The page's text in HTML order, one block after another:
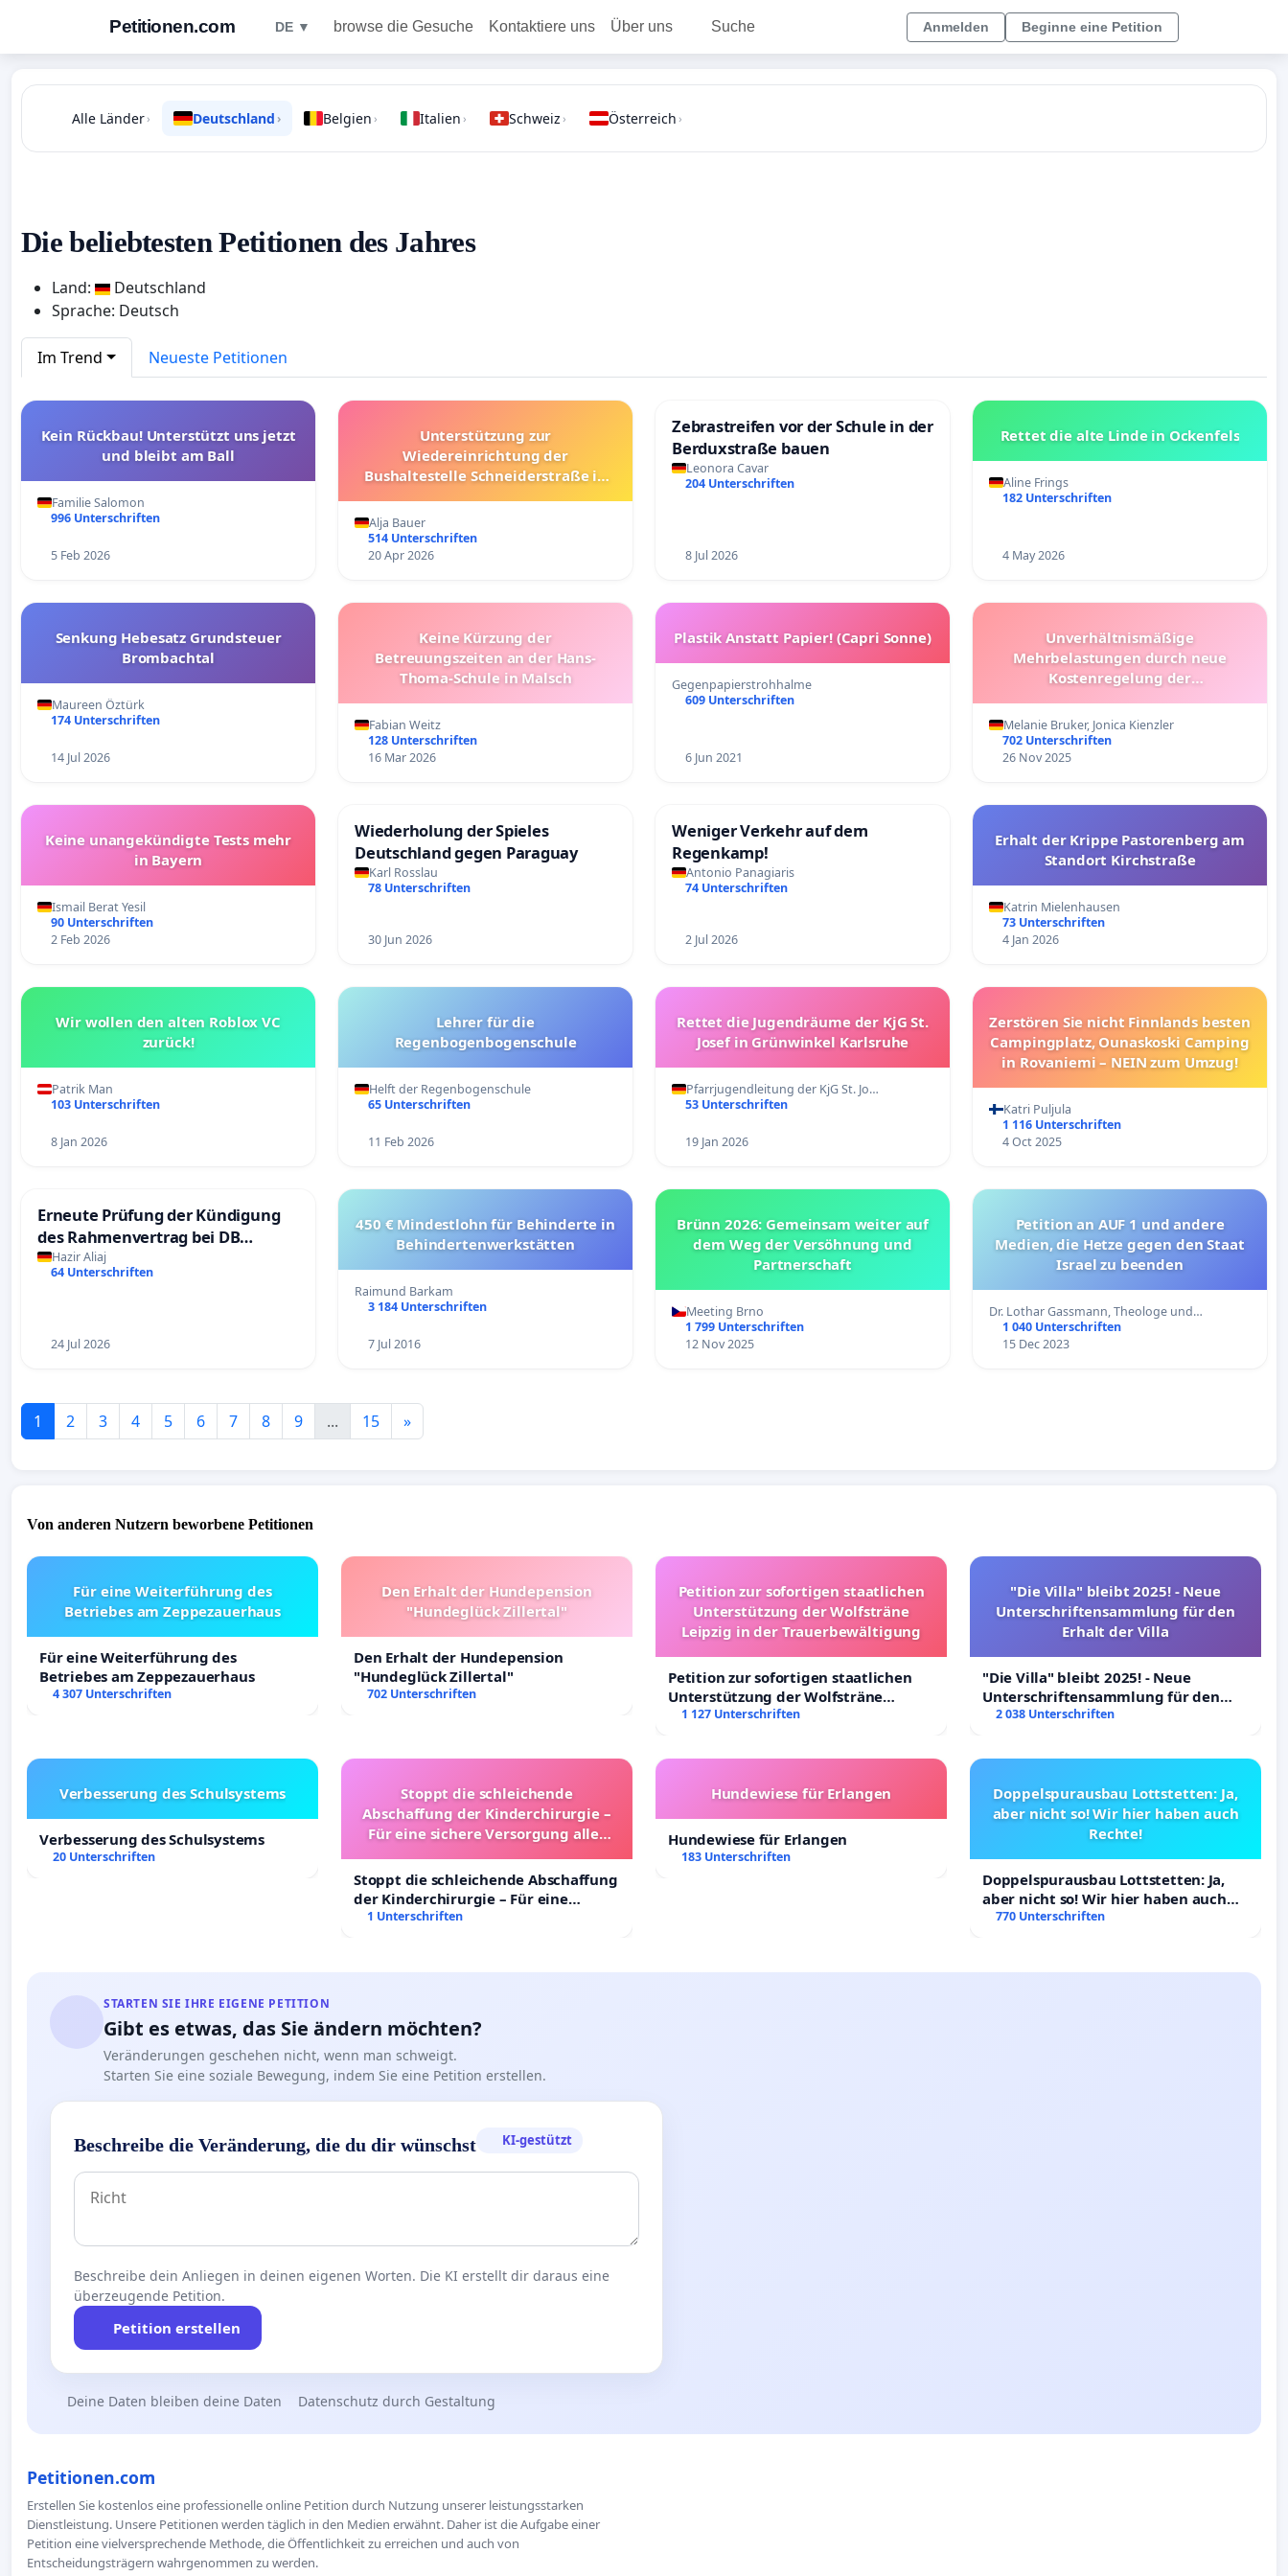
Petitionen.com DE ▼ browse die Gesuche Kontaktiere uns Über uns Suche Anmelden Beginne eine Petition
Alle Länder› Deutschland › Belgien › Italien › Schweiz › Österreich ›
Die beliebtesten Petitionen des Jahres
Land:
Deutschland
Sprache: Deutsch
Im Trend Neueste Petitionen
Kein Rückbau! Unterstützt uns jetzt
und bleibt am Ball
Familie Salomon
996 Unterschriften
5 Feb 2026
Unterstützung zur
Wiedereinrichtung der
Bushaltestelle Schneiderstraße in
Alja Bauer
514 Unterschriften
20 Apr 2026
Zebrastreifen vor der Schule in der
Berduxstraße bauen
Leonora Cavar
204 Unterschriften
8 Jul 2026
Rettet die alte Linde in Ockenfels
Aline Frings
182 Unterschriften
4 May 2026
Senkung Hebesatz Grundsteuer
Brombachtal
Maureen Öztürk
174 Unterschriften
14 Jul 2026
Keine Kürzung der
Betreuungszeiten an der Hans-
Thoma-Schule in Malsch
Fabian Weitz
128 Unterschriften
16 Mar 2026
Plastik Anstatt Papier! (Capri Sonne)
Gegenpapierstrohhalme
609 Unterschriften
6 Jun 2021
Unverhältnismäßige
Mehrbelastungen durch neue
Kostenregelung der
Überprüfung und Alternativen
Melanie Bruker, Jonica Kienzler
702 Unterschriften
26 Nov 2025
Keine unangekündigte Tests mehr
in Bayern
Ismail Berat Yesil
90 Unterschriften
2 Feb 2026
Wiederholung der Spieles
Deutschland gegen Paraguay
Karl Rosslau
78 Unterschriften
30 Jun 2026
Weniger Verkehr auf dem
Regenkamp!
Antonio Panagiaris
74 Unterschriften
2 Jul 2026
Erhalt der Krippe Pastorenberg am
Standort Kirchstraße
Katrin Mielenhausen
73 Unterschriften
4 Jan 2026
Wir wollen den alten Roblox VC
zurück!
Patrik Man
103 Unterschriften
8 Jan 2026
Lehrer für die
Regenbogenbogenschule
Helft der Regenbogenschule
65 Unterschriften
11 Feb 2026
Rettet die Jugendräume der KjG St.
Josef in Grünwinkel Karlsruhe
Pfarrjugendleitung der KjG St. Jo…
53 Unterschriften
19 Jan 2026
Zerstören Sie nicht Finnlands besten
Campingplatz, Ounaskoski Camping
in Rovaniemi – NEIN zum Umzug!
Katri Puljula
1 116 Unterschriften
4 Oct 2025
Erneute Prüfung der Kündigung
des Rahmenvertrag bei DB
Fahrwegdienste Gmbh
Hazir Aliaj
64 Unterschriften
24 Jul 2026
450 € Mindestlohn für Behinderte in
Behindertenwerkstätten
Raimund Barkam
3 184 Unterschriften
7 Jul 2016
Brünn 2026: Gemeinsam weiter auf
dem Weg der Versöhnung und
Partnerschaft
Meeting Brno
1 799 Unterschriften
12 Nov 2025
Petition an AUF 1 und andere
Medien, die Hetze gegen den Staat
Israel zu beenden
Dr. Lothar Gassmann, Theologe und…
1 040 Unterschriften
15 Dec 2023
1 2 3 4 5 6 7 8 9 ... 15 »
Von anderen Nutzern beworbene Petitionen
Für eine Weiterführung des
Betriebes am Zeppezauerhaus
Für eine Weiterführung des
Betriebes am Zeppezauerhaus
4 307 Unterschriften
Den Erhalt der Hundepension
"Hundeglück Zillertal"
Den Erhalt der Hundepension
"Hundeglück Zillertal"
702 Unterschriften
Petition zur sofortigen staatlichen
Unterstützung der Wolfsträne
Leipzig in der Trauerbewältigung
Petition zur sofortigen staatlichen
Unterstützung der Wolfsträne
Leipzig in der Trauerbewältigung
1 127 Unterschriften
"Die Villa" bleibt 2025! - Neue
Unterschriftensammlung für den
Erhalt der Villa
"Die Villa" bleibt 2025! - Neue
Unterschriftensammlung für den
Erhalt der Villa
2 038 Unterschriften
Verbesserung des Schulsystems
Verbesserung des Schulsystems
20 Unterschriften
Stoppt die schleichende
Abschaffung der Kinderchirurgie –
Für eine sichere Versorgung aller
Stoppt die schleichende Abschaffung
der Kinderchirurgie – Für eine
sichere Versorgung aller Kinder in
1 Unterschriften
Hundewiese für Erlangen
Hundewiese für Erlangen
183 Unterschriften
Doppelspurausbau Lottstetten: Ja,
aber nicht so! Wir hier haben auch
Rechte!
Doppelspurausbau Lottstetten: Ja,
aber nicht so! Wir hier haben auch
Rechte!
770 Unterschriften
STARTEN SIE IHRE EIGENE PETITION
Gibt es etwas, das Sie ändern möchten?
Veränderungen geschehen nicht, wenn man schweigt.
Starten Sie eine soziale Bewegung, indem Sie eine Petition erstellen.
Beschreibe die Veränderung, die du dir wünschst KI-gestützt
Beschreibe dein Anliegen in deinen eigenen Worten. Die KI erstellt dir daraus eine
überzeugende Petition.
Petition erstellen
Deine Daten bleiben deine Daten Datenschutz durch Gestaltung
Petitionen.com
Erstellen Sie kostenlos eine professionelle online Petition durch Nutzung unserer leistungsstarken
Dienstleistung. Unsere Petitionen werden täglich in den Medien erwähnt. Daher ist die Aufgabe einer
Petition eine vielversprechende Methode, die Öffentlichkeit zu erreichen und auch von
Entscheidungsträgern wahrgenommen zu werden.